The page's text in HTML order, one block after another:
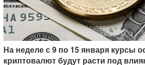
На неделе с 9 по 15 января курсы
криптовалют будут расти под